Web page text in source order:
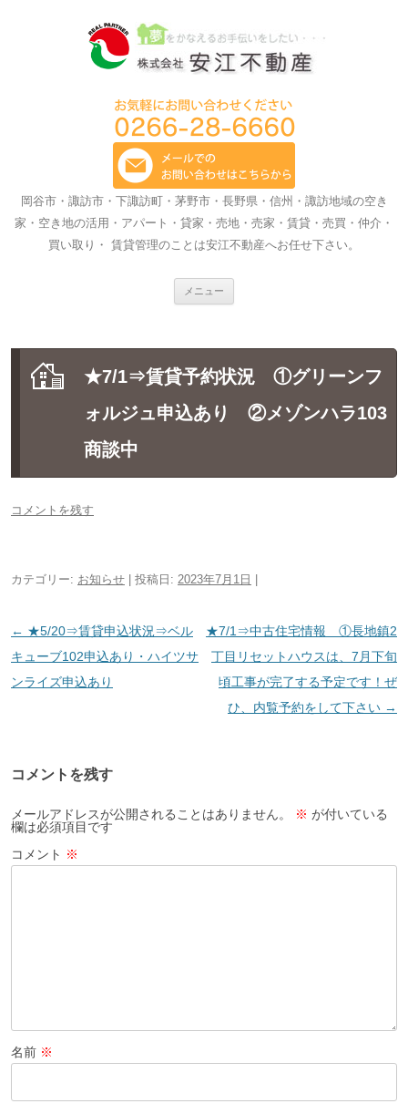
岡谷市・諏訪市・下諏訪町・茅野市・長野県・信州・諏訪地域の空き
家・空き地の活用・アパート・貸家・売地・売家・賃貸・売買・仲介・
買い取り・ 賃貸管理のことは安江不動産へお任せ下さい。
メニュー
へ
キ
ッ
★7/1⇒賃貸予約状況 ①グリーンフ
ォルジュ申込あり ②メゾンハラ103
商談中
コメントを残す
カテゴリー: お知らせ | 投稿日: 2023年7月1日
投
稿
ナ
シ
ョ
ン
← ★5/20⇒賃貸申込状況⇒ベル
キューブ102申込あり・ハイツサ
ンライズ申込あり
★7/1⇒中古住宅情報 ①長地鎮2
丁目リセットハウスは、7月下旬
頃工事が完了する予定です！ぜ
ひ、内覧予約をして下さい →
コメントを残す
メールアドレスが公開されることはありません。 ※ が付いている
欄は必須項目です
コメント ※
名前 ※